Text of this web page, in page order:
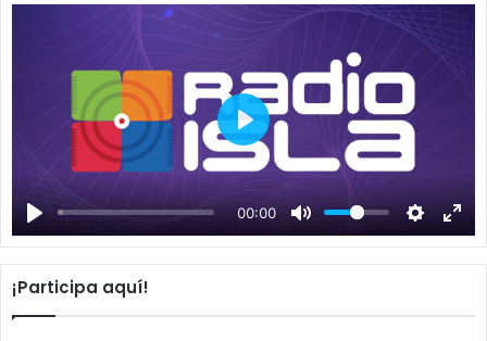
00:00
P
a
y
¡Participa aquí!